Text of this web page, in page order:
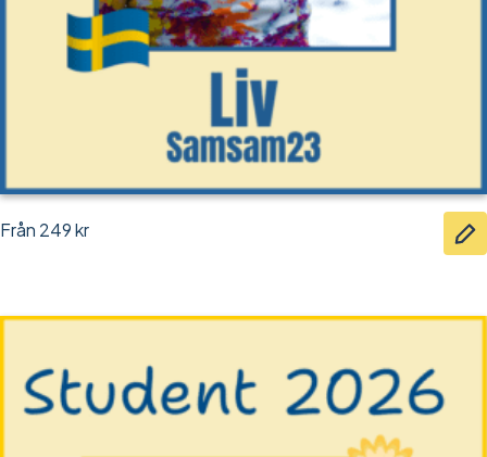
Från 249kr